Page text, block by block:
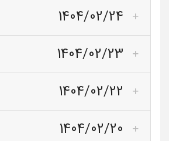
1404/02/24
1404/02/23
1404/02/22
1404/02/20